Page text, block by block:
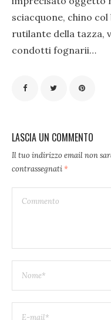
sciacquone, chino col
rutilante della tazza,
condotti fognarii…
LASCIA UN COMMENTO
Il tuo indirizzo email non
contrassegnati*